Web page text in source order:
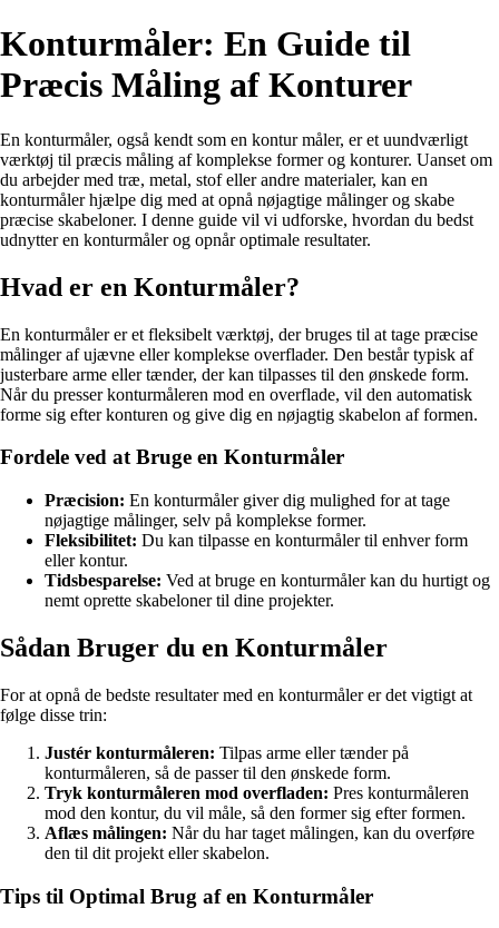
Konturmåler: En Guide til
Præcis Måling af Konturer
En konturmåler, også kendt som en kontur måler, er et uundværligt
værktøj til præcis måling af komplekse former og konturer. Uanset om
du arbejder med træ, metal, stof eller andre materialer, kan en
konturmåler hjælpe dig med at opnå nøjagtige målinger og skabe
præcise skabeloner. I denne guide vil vi udforske, hvordan du bedst
udnytter en konturmåler og opnår optimale resultater.
Hvad er en Konturmåler?
En konturmåler er et fleksibelt værktøj, der bruges til at tage præcise
målinger af ujævne eller komplekse overflader. Den består typisk af
justerbare arme eller tænder, der kan tilpasses til den ønskede form.
Når du presser konturmåleren mod en overflade, vil den automatisk
forme sig efter konturen og give dig en nøjagtig skabelon af formen.
Fordele ved at Bruge en Konturmåler
Præcision: En konturmåler giver dig mulighed for at tage
nøjagtige målinger, selv på komplekse former.
Fleksibilitet: Du kan tilpasse en konturmåler til enhver form
eller kontur.
Tidsbesparelse: Ved at bruge en konturmåler kan du hurtigt og
nemt oprette skabeloner til dine projekter.
Sådan Bruger du en Konturmåler
For at opnå de bedste resultater med en konturmåler er det vigtigt at
følge disse trin:
Justér konturmåleren: Tilpas arme eller tænder på
konturmåleren, så de passer til den ønskede form.
Tryk konturmåleren mod overfladen: Pres konturmåleren
mod den kontur, du vil måle, så den former sig efter formen.
Aflæs målingen: Når du har taget målingen, kan du overføre
den til dit projekt eller skabelon.
Tips til Optimal Brug af en Konturmåler